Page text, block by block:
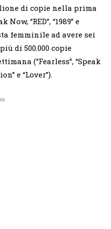
di copie nella prima
“RED”, “1989” e
femminile ad avere sei
di 500.000 copie
(“Fearless”, “Speak
e “Lover”).